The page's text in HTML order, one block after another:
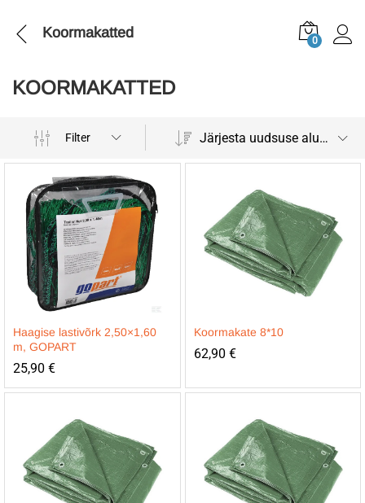
Koormakatted 0
KOORMAKATTED
Filter Järjesta uudsuse alusel
Haagise lastivõrk 2,50×1,60
m, GOPART
25,90 €
Koormakate 8*10
62,90 €